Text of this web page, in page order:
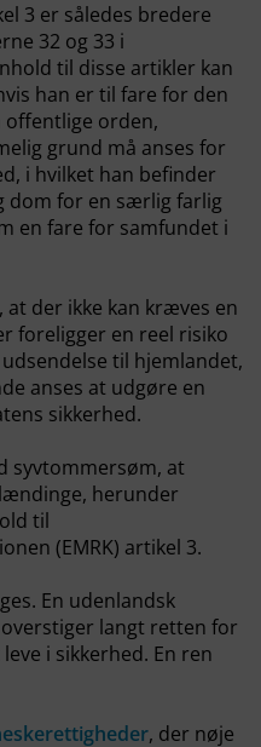
3 er således bredere
32 og 33 i
til disse artikler kan
han er til fare for den
offentlige orden,
grund må anses for
i hvilket han befinder
dom for en særlig farlig
en fare for samfundet i
der ikke kan kræves en
foreligger en reel risiko
til hjemlandet,
anses at udgøre en
sikkerhed.
syvtommersøm, at
herunder
til
(EMRK) artikel 3.
En udenlandsk
langt retten for
i sikkerhed. En ren
, der nøje